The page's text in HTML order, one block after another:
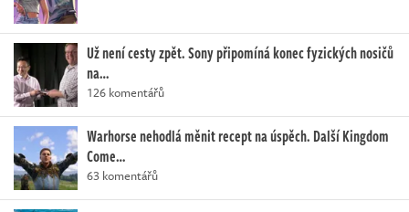
Už není cesty zpět. Sony připomíná konec fyzických nosičů
na…
126 komentářů
Warhorse nehodlá měnit recept na úspěch. Další Kingdom
Come…
63 komentářů